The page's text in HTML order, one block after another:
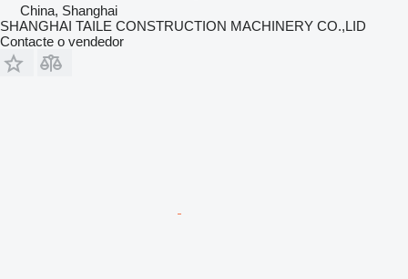
China, Shanghai
SHANGHAI TAILE CONSTRUCTION MACHINERY CO.,LID
Contacte o vendedor